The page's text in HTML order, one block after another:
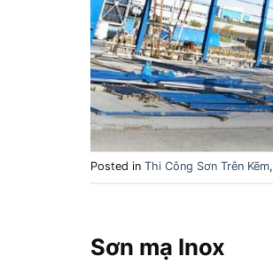
Posted in Thi Công Sơn Trên Kẽm,
Sơn mạ Inox